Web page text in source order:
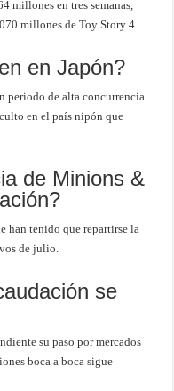
millones en tres semanas,
millones de Toy Story 4.
en Japón?
periodo de alta concurrencia
en el país nipón que
de Minions &
han tenido que repartirse la
de julio.
se
su paso por mercados
boca a boca sigue